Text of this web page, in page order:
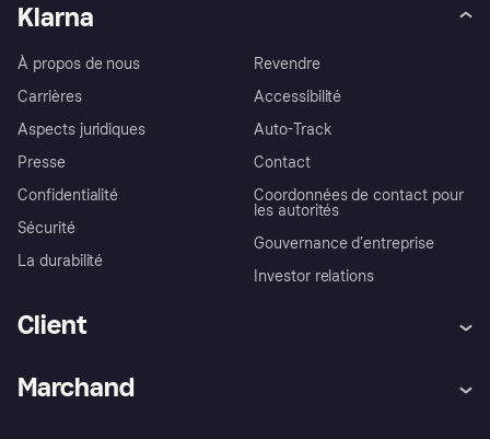
Klarna
À propos de nous
Carrières
Aspects juridiques
Presse
Confidentialité
Sécurité
La durabilité
Revendre
Accessibilité
Auto-Track
Contact
Coordonnées de contact pour
les autorités
Gouvernance d’entreprise
Investor relations
Client
Marchand